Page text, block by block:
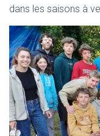
dans les saisons à